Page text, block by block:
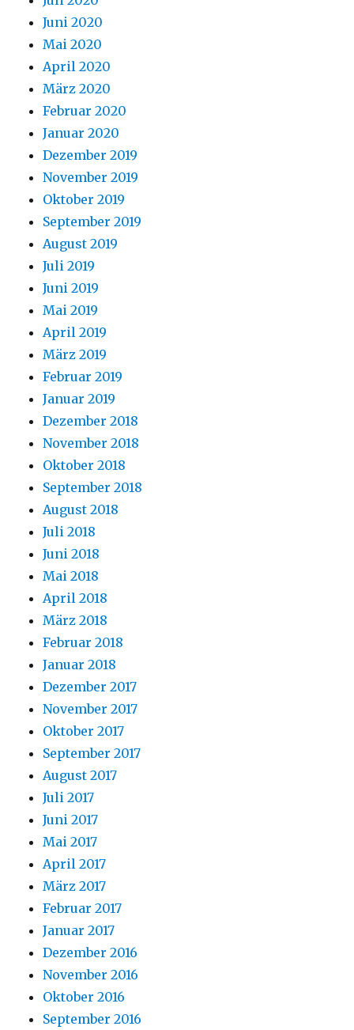
Juni 2020
Mai 2020
April 2020
März 2020
Februar 2020
Januar 2020
Dezember 2019
November 2019
Oktober 2019
September 2019
August 2019
Juli 2019
Juni 2019
Mai 2019
April 2019
März 2019
Februar 2019
Januar 2019
Dezember 2018
November 2018
Oktober 2018
September 2018
August 2018
Juli 2018
Juni 2018
Mai 2018
April 2018
März 2018
Februar 2018
Januar 2018
Dezember 2017
November 2017
Oktober 2017
September 2017
August 2017
Juli 2017
Juni 2017
Mai 2017
April 2017
März 2017
Februar 2017
Januar 2017
Dezember 2016
November 2016
Oktober 2016
September 2016